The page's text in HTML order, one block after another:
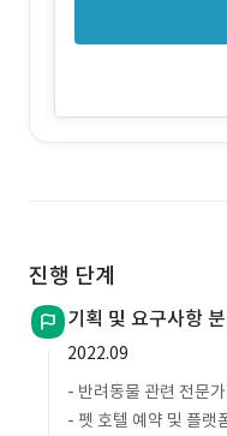
진행 단계
기획 및 요구사항
2022.09
- 반려동물 관련 전문
- 펫 호텔 예약 및 플랫